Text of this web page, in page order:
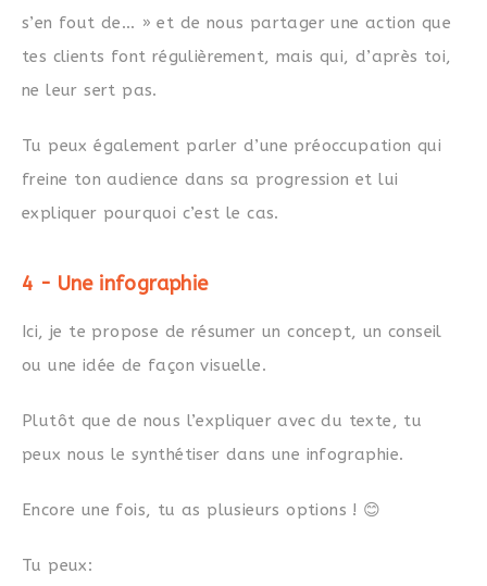
s’en fout de… » et de nous partager une action que
tes clients font régulièrement, mais qui, d’après toi,
ne leur sert pas.
Tu peux également parler d’une préoccupation qui
freine ton audience dans sa progression et lui
expliquer pourquoi c’est le cas.
4 - Une infographie
Ici, je te propose de résumer un concept, un conseil
ou une idée de façon visuelle.
Plutôt que de nous l’expliquer avec du texte, tu
peux nous le synthétiser dans une infographie.
Encore une fois, tu as plusieurs options ! 😊
Tu peux: